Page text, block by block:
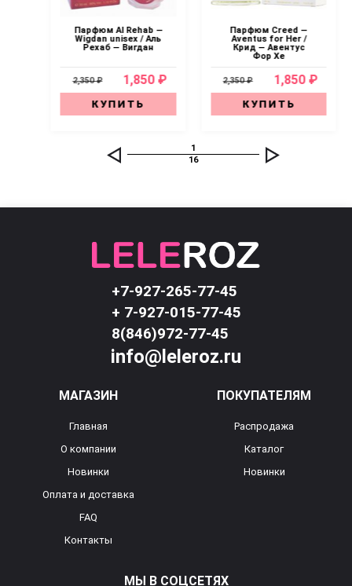
Парфюм Al Rehab —
Wigdan unisex / Аль
Рехаб — Вигдан
2,350 ₽ 1,850 ₽
КУПИТЬ
Парфюм Creed —
Aventus for Her /
Крид — Авентус
Фор Хе
2,350 ₽ 1,850 ₽
КУПИТЬ
1
16
+7-927-265-77-45
+ 7-927-015-77-45
8(846)972-77-45
info@leleroz.ru
МАГАЗИН
Главная
О компании
Новинки
Оплата и доставка
FAQ
Контакты
ПОКУПАТЕЛЯМ
Распродажа
Каталог
Новинки
МЫ В СОЦСЕТЯХ